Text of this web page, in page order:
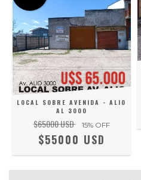
LOCAL SOBRE AVENIDA - ALIO
AL 3000
$65000 USD 15% OFF
$55000 USD